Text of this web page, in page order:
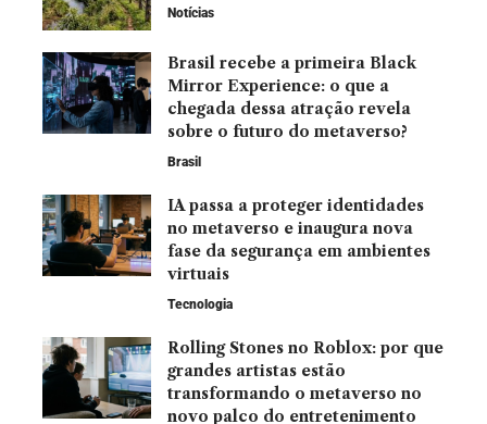
Notícias
Brasil recebe a primeira Black
Mirror Experience: o que a
chegada dessa atração revela
sobre o futuro do metaverso?
Brasil
IA passa a proteger identidades
no metaverso e inaugura nova
fase da segurança em ambientes
virtuais
Tecnologia
Rolling Stones no Roblox: por que
grandes artistas estão
transformando o metaverso no
novo palco do entretenimento